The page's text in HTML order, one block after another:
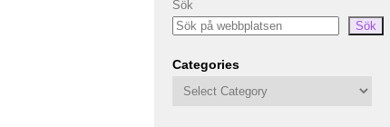
Sök
Sök
Categories